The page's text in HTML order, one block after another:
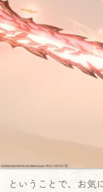
ということで、お気